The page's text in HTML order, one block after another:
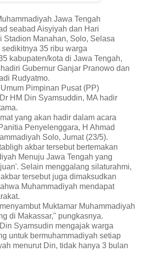
Jawa Tengah
seabad Aisyiyah dan Hari
Stadion Manahan, Solo, Selasa
35 ribu warga
kabupaten/kota di Jawa Tengah,
Gubernur Ganjar Pranowo dan
Rudyatmo.
Pimpinan Pusat (PP)
HM Din Syamsuddin, MA hadir
yang akan hadir dalam acara
Penyelenggara, H Ahmad
Solo, Jumat (23/5).
akbar tersebut bertemakan
Menuju Jawa Tengah yang
Selain menggalang silaturahmi,
tersebut juga dimaksudkan
Muhammadiyah mendapat
Muktamar Muhammadiyah
di Makassar," pungkasnya.
Syamsudin mengajak warga
untuk bermuhammadiyah setiap
menurut Din, tidak hanya 3 bulan